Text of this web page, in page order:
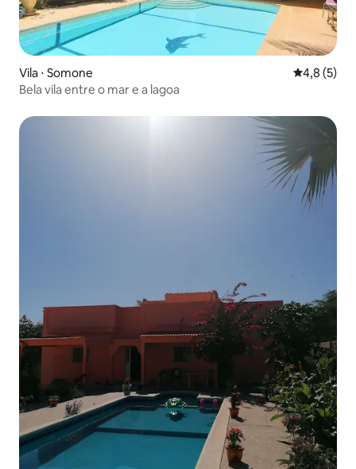
Vila ⋅ Somone 4,8 de
4,8 (5)
Bela vila entre o mar e a lagoa